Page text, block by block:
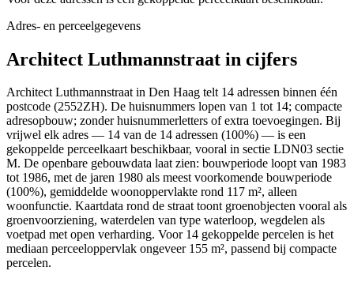
Adres- en perceelgegevens
Architect Luthmannstraat in cijfers
Architect Luthmannstraat in Den Haag telt 14 adressen binnen één
postcode (2552ZH). De huisnummers lopen van 1 tot 14; compacte
adresopbouw; zonder huisnummerletters of extra toevoegingen. Bij
vrijwel elk adres — 14 van de 14 adressen (100%) — is een
gekoppelde perceelkaart beschikbaar, vooral in sectie LDN03 sectie
M. De openbare gebouwdata laat zien: bouwperiode loopt van 1983
tot 1986, met de jaren 1980 als meest voorkomende bouwperiode
(100%), gemiddelde woonoppervlakte rond 117 m², alleen
woonfunctie. Kaartdata rond de straat toont groenobjecten vooral als
groenvoorziening, waterdelen van type waterloop, wegdelen als
voetpad met open verharding. Voor 14 gekoppelde percelen is het
mediaan perceeloppervlak ongeveer 155 m², passend bij compacte
percelen.